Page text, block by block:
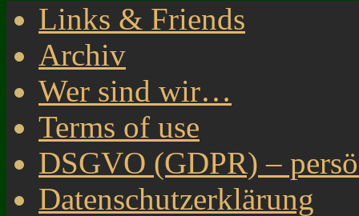
Links & Friends
Archiv
Wer sind wir…
Terms of use
DSGVO (GDPR) –
Datenschutzerklärung